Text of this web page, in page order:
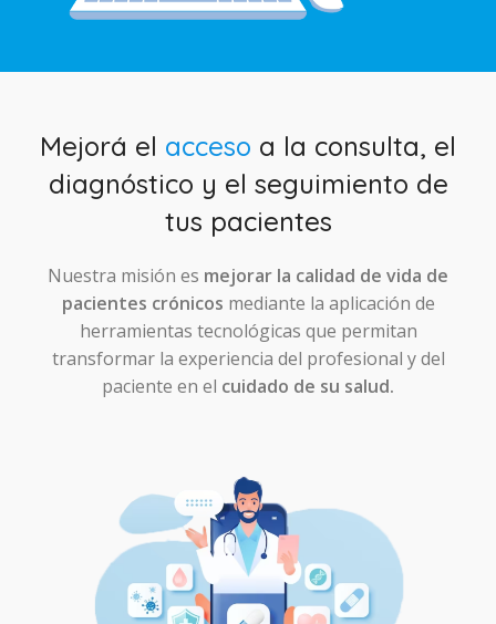
Mejorá el acceso a la consulta, el
diagnóstico y el seguimiento de
tus pacientes
Nuestra misión es mejorar la calidad de vida de
pacientes crónicos mediante la aplicación de
herramientas tecnológicas que permitan
transformar la experiencia del profesional y del
paciente en el cuidado de su salud.